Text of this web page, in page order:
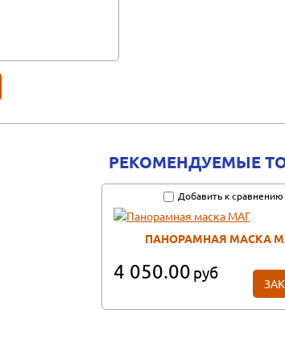
РЕКОМЕНДУЕМЫЕ
Добавить к сравнению
ПАНОРАМНАЯ МАСКА
4 050.00 руб